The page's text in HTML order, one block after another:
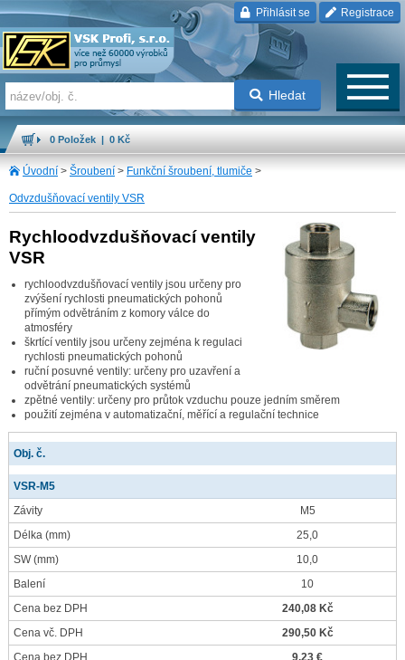
Přihlásit se Registrace
Hledat
0 Položek | 0 Kč
Úvodní > Šroubení > Funkční šroubení, tlumiče >
Odvzdušňovací ventily VSR
Rychloodvzdušňovací ventily
VSR
rychloodvzdušňovací ventily jsou určeny pro
zvýšení rychlosti pneumatických pohonů
přímým odvětráním z komory válce do
atmosféry
škrtící ventily jsou určeny zejména k regulaci
rychlosti pneumatických pohonů
ruční posuvné ventily: určeny pro uzavření a
odvětrání pneumatických systémů
zpětné ventily: určeny pro průtok vzduchu pouze jedním směrem
použití zejména v automatizační, měřící a regulační technice
Obj. č.
VSR-M5
Závity
M5
Délka (mm)
25,0
SW(mm)
10,0
Balení
10
Cena bez DPH
240,08 Kč
Cena vč. DPH
290,50 Kč
Cena bez DPH
9,23 €